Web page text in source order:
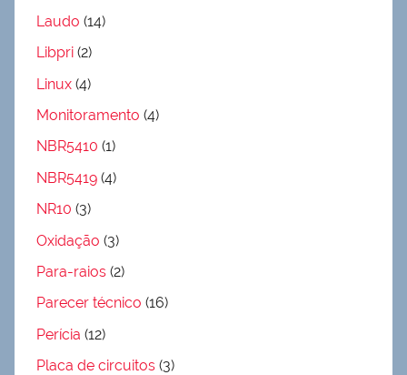
Laudo (14)
Libpri (2)
Linux (4)
Monitoramento (4)
NBR5410 (1)
NBR5419 (4)
NR10 (3)
Oxidação (3)
Para-raios (2)
Parecer técnico (16)
Perícia (12)
Placa de circuitos (3)